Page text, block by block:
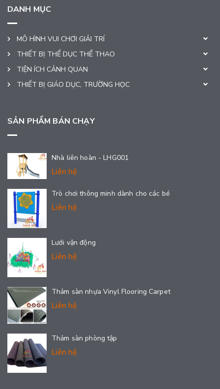
DANH MỤC
MÔ HÌNH VUI CHƠI GIẢI TRÍ
THIẾT BỊ THỂ DỤC THỂ THAO
TIỆN ÍCH CẢNH QUAN
THIẾT BỊ GIÁO DỤC, TRƯỜNG HỌC
SẢN PHẨM BÁN CHẠY
Nhà liên hoàn - LHG001
Liên hệ
Trò chơi thông minh dành cho các bé
Liên hệ
Lưới vận động
Liên hệ
Thảm sàn nhựa Vinyl Flooring Carpet
Liên hệ
Thảm sàn phòng tập
Liên hệ